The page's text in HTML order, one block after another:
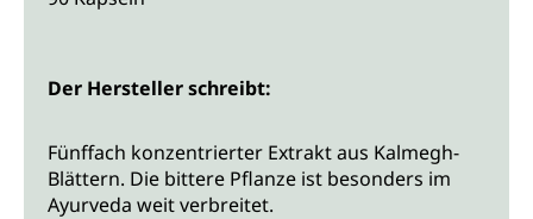
Der Hersteller schreibt:
Fünffach konzentrierter Extrakt aus Kalmegh-
Blättern. Die bittere Pflanze ist besonders im
Ayurveda weit verbreitet.